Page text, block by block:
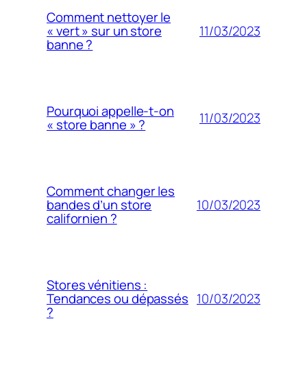
Comment nettoyer le
« vert » sur un store
banne ?
11/03/2023
Pourquoi appelle-t-on
« store banne » ? 11/03/2023
Comment changer les
bandes d’un store
californien ?
10/03/2023
Stores vénitiens :
Tendances ou dépassés
?
10/03/2023